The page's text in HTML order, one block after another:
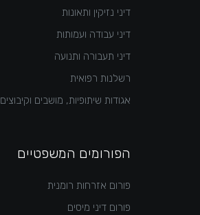
דיני נזיקין ותאונות
דיני עבודה ועמותות
דיני תעבורה ותנועה
רשלנות רפואית
אגודות שיתופיות, מושבים וקיבוצים
הפורומים המשפטיים
פורום אזרחות רומנית
פורום דיני מיסים